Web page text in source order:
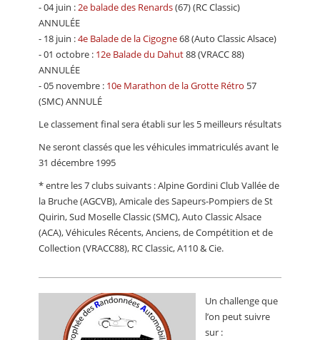
- 04 juin :2e balade des Renards(67) (RC Classic)
ANNULÉE
- 18 juin :4e Balade de la Cigogne68 (Auto Classic Alsace)
- 01 octobre : 12e Balade du Dahut88 (VRACC 88)
ANNULÉE
- 05 novembre : 10e Marathon de la Grotte Rétro 57
(SMC) ANNULÉ
Le classement final sera établi sur les 5 meilleurs résultats
Ne seront classés que les véhicules immatriculés avant le
31 décembre 1995
* entre les 7 clubs suivants : Alpine Gordini Club Vallée de
la Bruche (AGCVB), Amicale des Sapeurs-Pompiers de St
Quirin, Sud Moselle Classic (SMC), Auto Classic Alsace
(ACA), Véhicules Récents, Anciens, de Compétition et de
Collection (VRACC88), RC Classic, A110 & Cie.
Un challenge que
l’on peut suivre
sur :